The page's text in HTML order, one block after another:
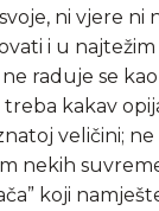
ni vjere ni
i u
raduje se
kakav
veličini; ne
nekih
koji